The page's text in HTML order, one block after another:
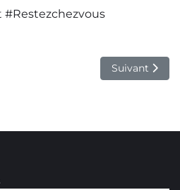
#Restezchezvous
National 2020 à Albi Article
Suivant